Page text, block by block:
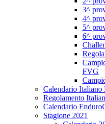
3^
4^
5^
6^
FVG
Calendario Italiano
Regolamento
Calendario
Stagione 2021